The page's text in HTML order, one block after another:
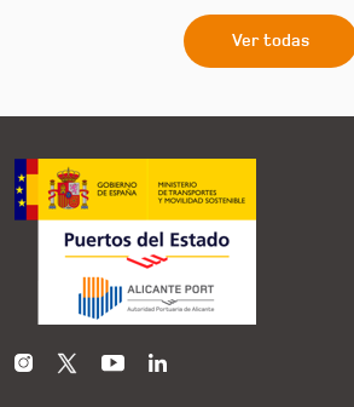
Ver todas